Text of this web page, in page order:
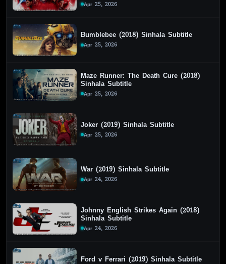
Apr 25, 2026
Bumblebee (2018) Sinhala Subtitle
Apr 25, 2026
Maze Runner: The Death Cure (2018)
Sinhala Subtitle
Apr 25, 2026
Joker (2019) Sinhala Subtitle
Apr 25, 2026
War (2019) Sinhala Subtitle
Apr 24, 2026
Johnny English Strikes Again (2018)
Sinhala Subtitle
Apr 24, 2026
Ford v Ferrari (2019) Sinhala Subtitle